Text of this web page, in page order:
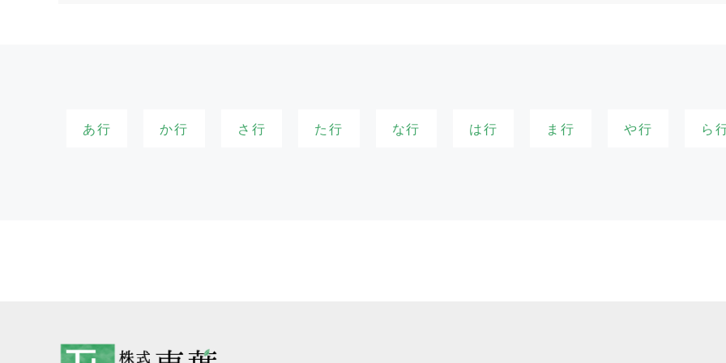
あ行 か行 さ行 た行 な行 は行 ま行 や行 ら